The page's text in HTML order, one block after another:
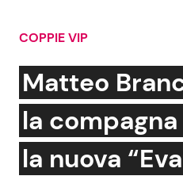
Cerca:
News e Cronaca
Attualità Italiana
COPPIE VIP
Matteo
la
la nuova